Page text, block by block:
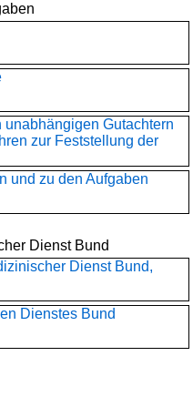
Gutachtern
zur Feststellung der
und zu den Aufgaben
Dienst Bund
Dienst Bund,
Dienstes Bund